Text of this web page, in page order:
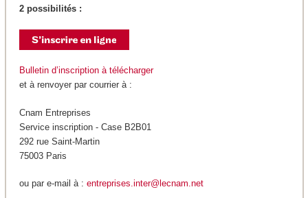
2 possibilités :
Bulletin d’inscription à télécharger
et à renvoyer par courrier à :
Cnam Entreprises
Service inscription - Case B2B01
292 rue Saint-Martin
75003 Paris
ou par e-mail à : entreprises.inter@lecnam.net